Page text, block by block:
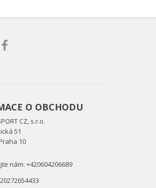
O OBCHODU
CZ, s.r.o.
51
10
nám: +420604206689